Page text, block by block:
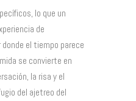
lo que un
de
el tiempo parece
se convierte en
la risa y el
del ajetreo del